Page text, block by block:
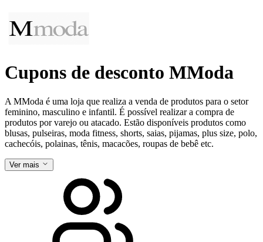
Cupons de desconto MModa
A MModa é uma loja que realiza a venda de produtos para o setor
feminino, masculino e infantil. É possível realizar a compra de
produtos por varejo ou atacado. Estão disponíveis produtos como
blusas, pulseiras, moda fitness, shorts, saias, pijamas, plus size, polo,
cachecóis, polainas, tênis, macacões, roupas de bebê etc.
Ver mais